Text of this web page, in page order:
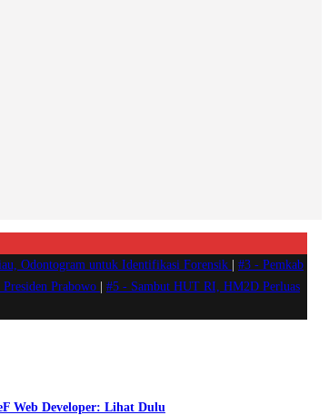
Odontogram untuk Identifikasi Forensik #3 - Pemkab
Prabowo #5 - Sambut HUT RI, HM2D Perluas
Web Developer: Lihat Dulu